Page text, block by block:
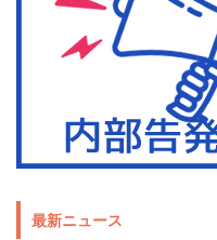
最新ニュース